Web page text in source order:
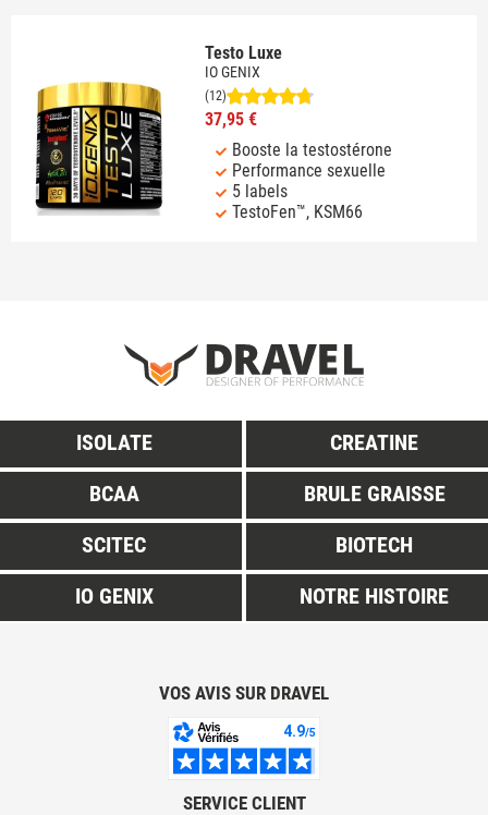
Testo Luxe
IO GENIX
(12)
37,95 €
Booste la testostérone
Performance sexuelle
5 labels
TestoFen™, KSM66
ISOLATE
CREATINE
BCAA
BRULE GRAISSE
SCITEC
BIOTECH
IO GENIX
NOTRE HISTOIRE
VOS AVIS SUR DRAVEL
SERVICE CLIENT